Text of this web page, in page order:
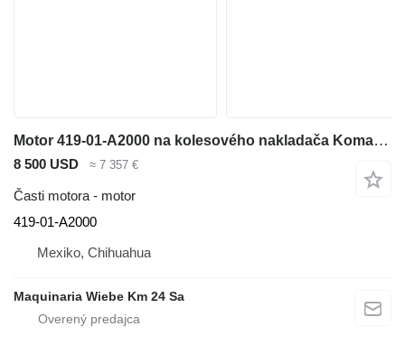
Motor 419-01-A2000 na kolesového nakladača Komatsu WA320-3MC
8 500 USD ≈ 7 357 €
Časti motora - motor
419-01-A2000
Mexiko, Chihuahua
Maquinaria Wiebe Km 24 Sa